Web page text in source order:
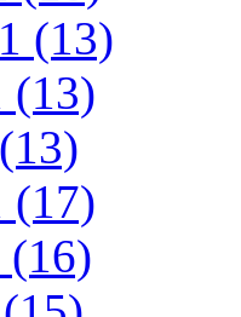
(13)
(13)
(17)
(16)